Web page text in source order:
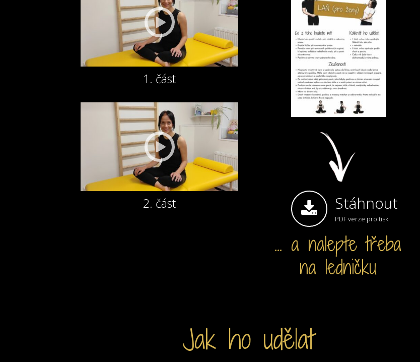
1. část
2. část Stáhnout
PDF verze pro tisk
... a nalepte třeba
na ledničku
Jak ho udělat